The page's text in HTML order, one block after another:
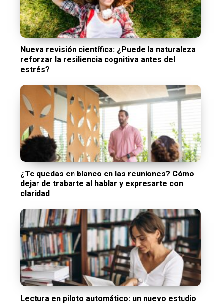
Nueva revisión científica: ¿Puede la naturaleza
reforzar la resiliencia cognitiva antes del
estrés?
¿Te quedas en blanco en las reuniones? Cómo
dejar de trabarte al hablar y expresarte con
claridad
Lectura en piloto automático: un nuevo estudio